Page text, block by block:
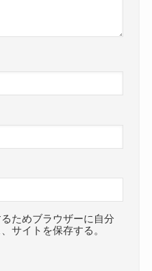
ためブラウザーに自分
サイトを保存する。